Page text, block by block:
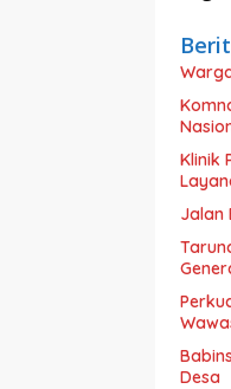
Klinik
Jalan
Desa